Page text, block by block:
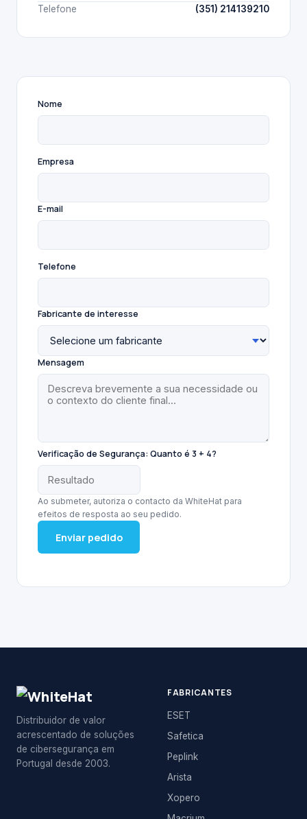
Telefone
(351) 214139210
Nome
Empresa
E-mail
Telefone
Fabricante de interesse
Mensagem
Verificação de Segurança:Quanto é 3 + 4?
Ao submeter, autoriza o contacto da WhiteHat para
efeitos de resposta ao seu pedido.
Enviar pedido
Distribuidor de valor
acrescentado de soluções
de cibersegurança em
Portugal desde 2003.
FABRICANTES
ESET
Safetica
Peplink
Arista
Xopero